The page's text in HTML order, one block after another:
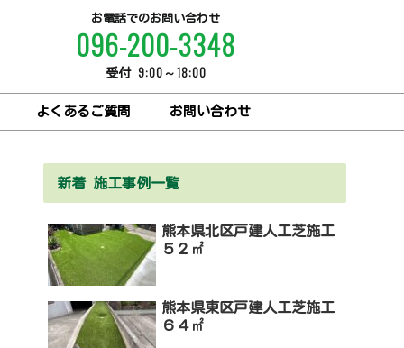
お電話でのお問い合わせ
096-200-3348
受付 9:00～18:00
よくあるご質問 お問い合わせ
新着 施工事例一覧
熊本県北区戸建人工芝施工
５２㎡
熊本県東区戸建人工芝施工
６４㎡